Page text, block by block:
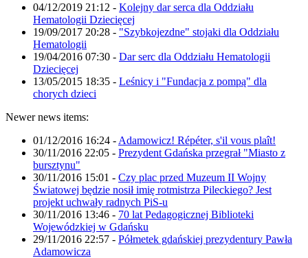
04/12/2019 21:12 - Kolejny dar serca dla Oddziału
Hematologii Dziecięcej
19/09/2017 20:28 - "Szybkojezdne" stojaki dla Oddziału
Hematologii
19/04/2016 07:30 - Dar serc dla Oddziału Hematologii
Dziecięcej
13/05/2015 18:35 - Leśnicy i "Fundacja z pompą" dla
chorych dzieci
Newer news items:
01/12/2016 16:24 - Adamowicz! Répéter, s'il vous plaît!
30/11/2016 22:05 - Prezydent Gdańska przegrał "Miasto z
bursztynu"
30/11/2016 15:01 - Czy plac przed Muzeum II Wojny
Światowej będzie nosił imię rotmistrza Pileckiego? Jest
projekt uchwały radnych PiS-u
30/11/2016 13:46 - 70 lat Pedagogicznej Biblioteki
Wojewódzkiej w Gdańsku
29/11/2016 22:57 - Półmetek gdańskiej prezydentury Pawła
Adamowicza